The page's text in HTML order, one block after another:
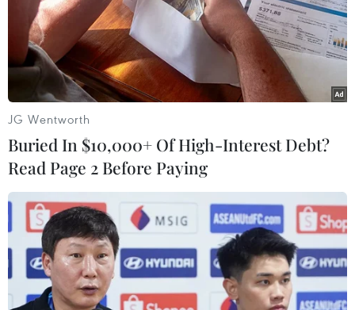
Nhà báo Lê Quốc Minh - Ủy viên Ban Chấp hành Trung ương
Đảng, Tổng Biên tập báo Nhân Dân, Chủ tịch Hội Nhà báo Việt
Nam và Chủ tịch Hội đồng Giải báo chí Quốc gia - khẳng định
Giải báo chí Quốc gia lần thứ XIX là tấm gương phản ánh đời
sống báo chí, phản ánh thực tiễn lãnh đạo, chỉ đạo, lao động
và cống hiến của Đảng, Nhà nước và nhân dân trong năm
2024. Báo chí đã tuyên truyền kịp thời, đậm nét những sự kiện
lớn, các vấn đề quan trọng của đất nước với những mảng đề
JG Wentworth
Buried In $10,000+ Of High-Interest Debt?
Read Page 2 Before Paying